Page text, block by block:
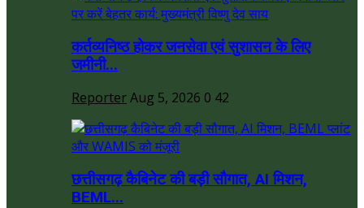
कर्तव्यनिष्ठ होकर जनसेवा एवं सुशासन के लिए
जमीनी...
ReporterAug 5, 2026 0 42
छत्तीसगढ़ कैबिनेट की बड़ी सौगात, AI मिशन,
BEML...